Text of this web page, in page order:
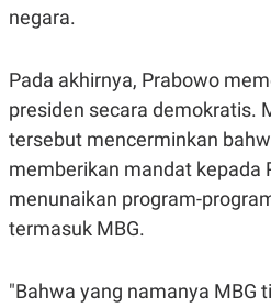
negara.
Pada akhirnya, Prabowo
presiden secara demokratis.
tersebut mencerminkan
memberikan mandat kepada
menunaikan program-
termasuk MBG.
"Bahwa yang namanya MBG